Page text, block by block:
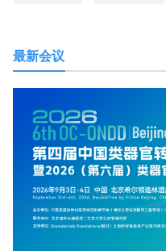
最新会议